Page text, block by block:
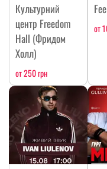
Культурний
центр Freedom
Hall (Фридом
Холл)
от 250 грн
от